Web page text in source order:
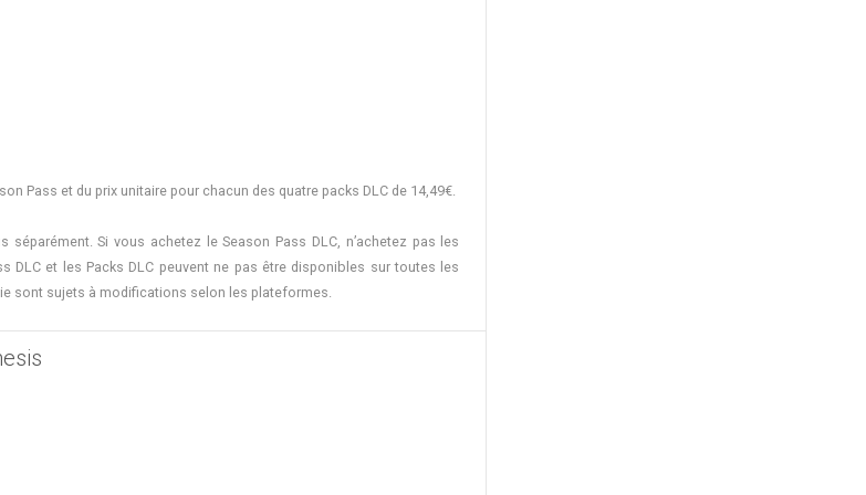
Pass et du prix unitaire pour chacun des quatre packs DLC de 14,49€.
Si vous achetez le Season Pass DLC, n’achetez pas les
DLC et les Packs DLC peuvent ne pas être disponibles sur toutes les
sont sujets à modifications selon les plateformes.